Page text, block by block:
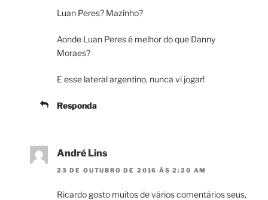
Luan Peres? Mazinho?
Aonde Luan Peres é melhor do que Danny
Moraes?
E esse lateral argentino, nunca vi jogar!
Responda
André Lins
23 DE OUTUBRO DE 2016 ÀS 2:20 AM
Ricardo gosto muitos de vários comentários seus,